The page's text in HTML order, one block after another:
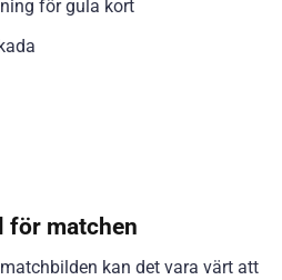
för gula kort
för matchen
kan det vara värt att